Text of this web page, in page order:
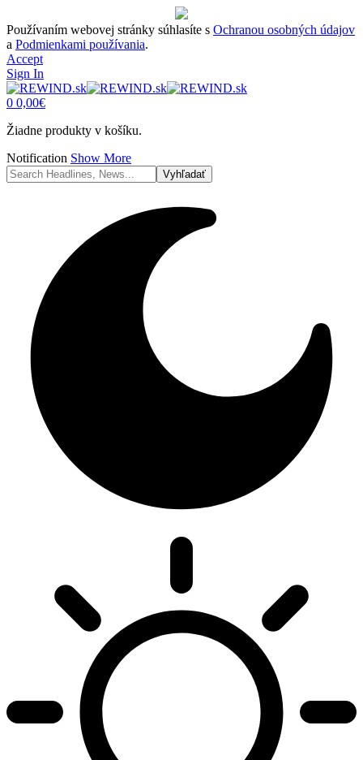
Používaním webovej stránky súhlasíte s Ochranou osobných údajov
a Podmienkami používania.
Accept
Sign In
0 0,00€
Žiadne produkty v košíku.
Notification Show More